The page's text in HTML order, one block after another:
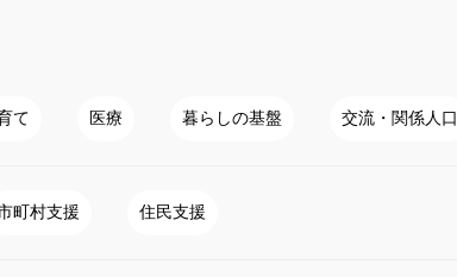
て 医療 暮らしの基盤 交流・関係人口
町村支援 住民支援